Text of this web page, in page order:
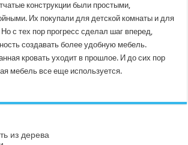
конструкции были простыми,
Их покупали для детской комнаты и для
с тех пор прогресс сделал шаг вперед,
создавать более удобную мебель.
кровать уходит в прошлое. И до сих пор
мебель все еще используется.
из дерева